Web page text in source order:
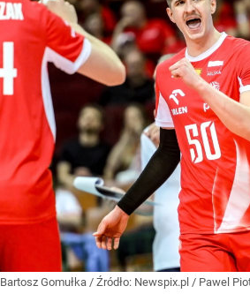
Bartosz Gomułka / Źródło: Newspix.pl / Pawel